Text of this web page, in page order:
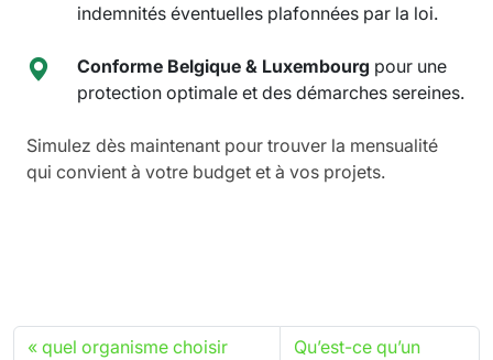
indemnités éventuelles plafonnées par la loi.
Conforme Belgique & Luxembourg pour une
protection optimale et des démarches sereines.
Simulez dès maintenant pour trouver la mensualité
qui convient à votre budget et à vos projets.
quel organisme choisir
Qu’est-ce qu’un